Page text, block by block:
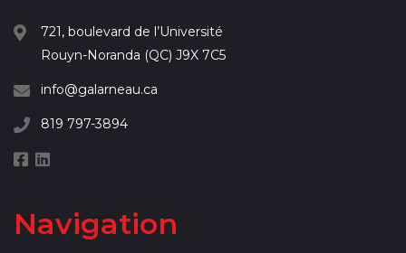
721, boulevard de l’Université
Rouyn-Noranda (QC) J9X 7C5
info@galarneau.ca
819 797-3894
Navigation